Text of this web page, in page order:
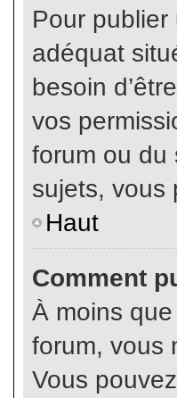
Pour
adéquat
besoin
vos
forum ou du
sujets, vous
Haut
Comment
À moins
forum, vous
Vous